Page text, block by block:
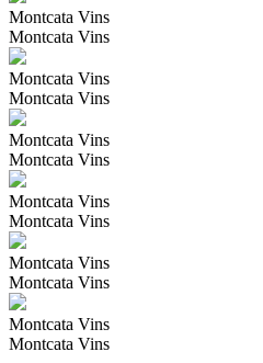
Montcata Vins
Montcata Vins
Montcata Vins
Montcata Vins
Montcata Vins
Montcata Vins
Montcata Vins
Montcata Vins
Montcata Vins
Montcata Vins
Montcata Vins
Montcata Vins